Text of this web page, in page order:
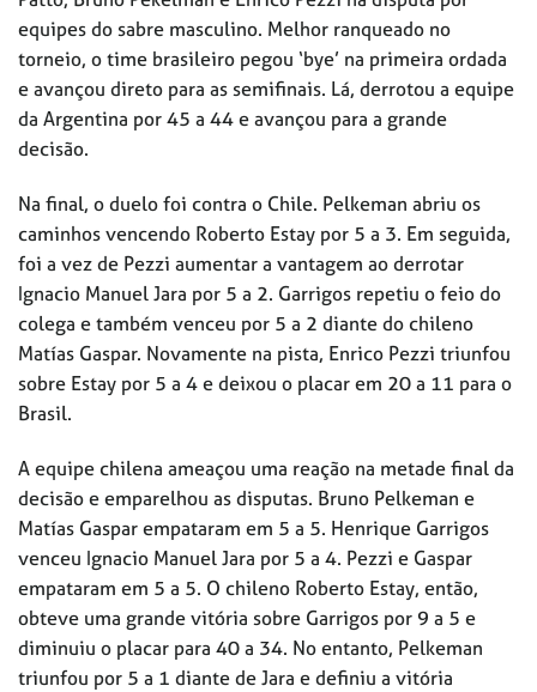
equipes do sabre masculino. Melhor ranqueado no
torneio, o time brasileiro pegou ‘bye’ na primeira ordada
e avançou direto para as semifinais. Lá, derrotou a equipe
da Argentina por 45 a 44 e avançou para a grande
decisão.
Na final, o duelo foi contra o Chile. Pelkeman abriu os
caminhos vencendo Roberto Estay por 5 a 3. Em seguida,
foi a vez de Pezzi aumentar a vantagem ao derrotar
Ignacio Manuel Jara por 5 a 2. Garrigos repetiu o feio do
colega e também venceu por 5 a 2 diante do chileno
Matías Gaspar. Novamente na pista, Enrico Pezzi triunfou
sobre Estay por 5 a 4 e deixou o placar em 20 a 11 para o
Brasil.
A equipe chilena ameaçou uma reação na metade final da
decisão e emparelhou as disputas. Bruno Pelkeman e
Matías Gaspar empataram em 5 a 5. Henrique Garrigos
venceu Ignacio Manuel Jara por 5 a 4. Pezzi e Gaspar
empataram em 5 a 5. O chileno Roberto Estay, então,
obteve uma grande vitória sobre Garrigos por 9 a 5 e
diminuiu o placar para 40 a 34. No entanto, Pelkeman
triunfou por 5 a 1 diante de Jara e definiu a vitória